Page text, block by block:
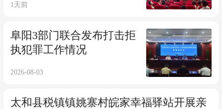
1天前
阜阳3部门联合发布打击拒
执犯罪工作情况
2026-08-03
太和县税镇镇姚寨村皖家幸福驿站开展亲